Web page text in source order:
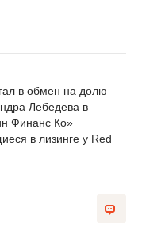
в обмен на долю
Лебедева в
Финанс Ко»
в лизинге у Red